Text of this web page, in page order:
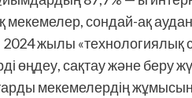
сондай-ақ
жылы «технологиялық
өңдеу, сақтау және беру
мекемелердің жұмысына